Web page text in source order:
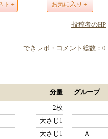
ト＋ お気に入り＋
投稿者のHP
できレポ・コメント総数：0
分量 グループ
2枚
大さじ1
大さじ1 Ａ